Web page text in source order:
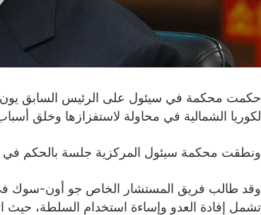
لكوريا الشمالية في محاولة لاستفزازها وخلق أسباب
ونطقت محكمة سيئول المركزية جلسة بالحكم في الساعة 10:30 صباحا على يون، والمتهمين